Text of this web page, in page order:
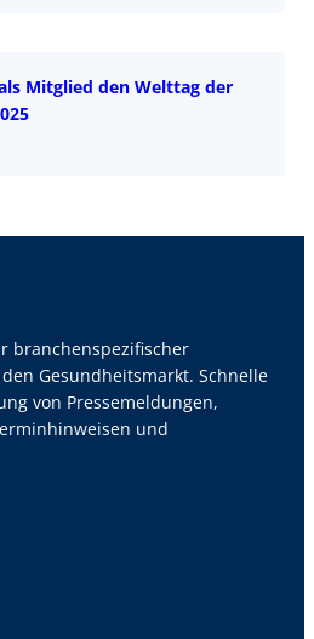
Mitglied den Welttag der
branchenspezifischer
Gesundheitsmarkt. Schnelle
von Pressemeldungen,
und